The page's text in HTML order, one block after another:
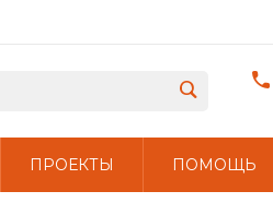
ПРОЕКТЫ ПОМОЩЬ